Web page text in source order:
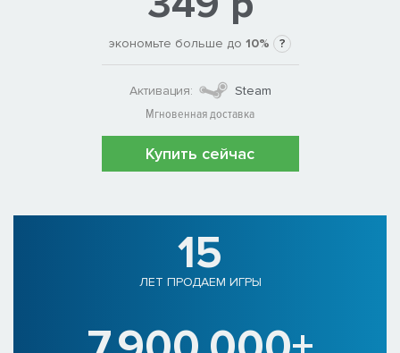
экономьте больше до 10% ?
Активация:
Steam
Мгновенная доставка
Купить сейчас
15
ЛЕТ ПРОДАЕМ ИГРЫ